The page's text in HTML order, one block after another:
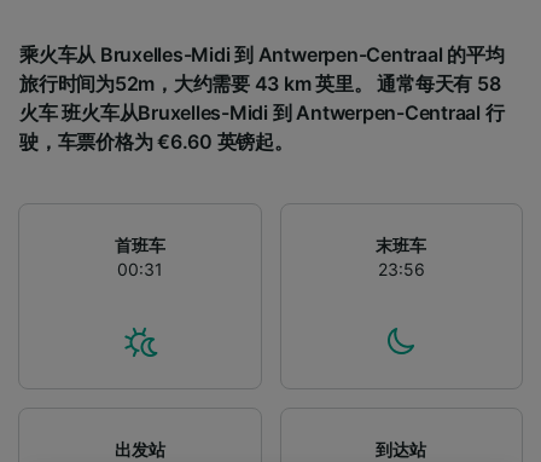
乘火车从 Bruxelles-Midi 到 Antwerpen-Centraal 的平均
旅行时间为52m，大约需要 43 km 英里。 通常每天有 58
火车 班火车从Bruxelles-Midi 到 Antwerpen-Centraal 行
驶，车票价格为 €6.60 英镑起。
首班车
00:31
末班车
23:56
出发站
到达站